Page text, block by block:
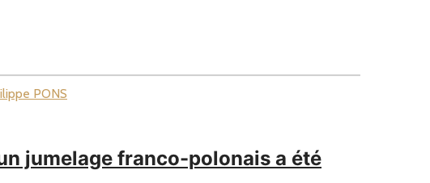
jumelage franco-polonais a été